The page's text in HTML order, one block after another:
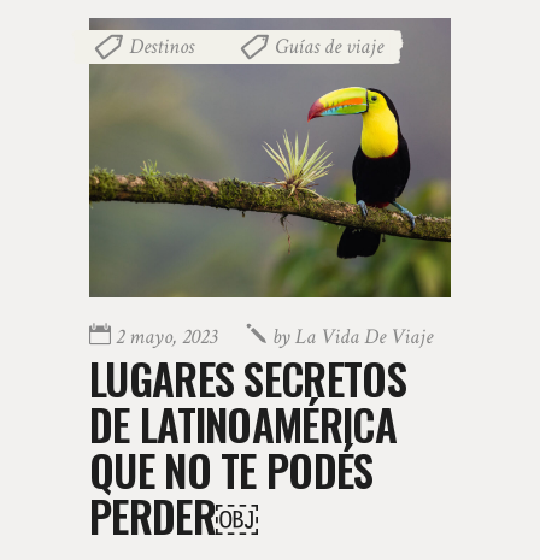
Destinos Guías de viaje
2 mayo, 2023 byLa Vida De Viaje
LUGARES SECRETOS
DE LATINOAMÉRICA
QUE NO TE PODÉS
PERDER￼